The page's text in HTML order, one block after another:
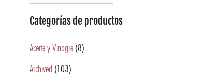
Categorías de productos
Aceite y Vinagre (8)
Archived (103)